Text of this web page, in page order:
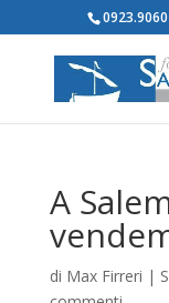
A
di Max Firreri |